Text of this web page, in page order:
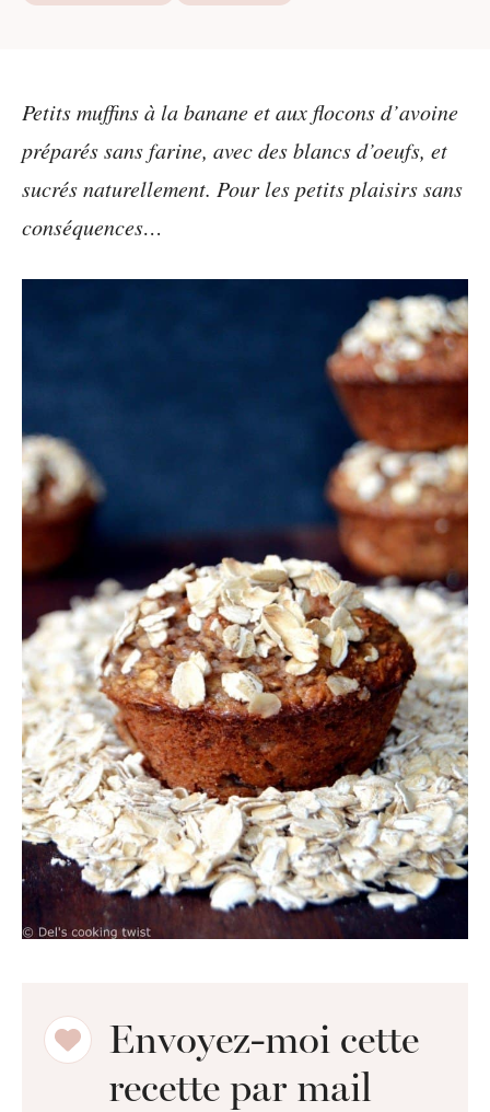
Petits muffins à la banane et aux flocons d’avoine
préparés sans farine, avec des blancs d’oeufs, et
sucrés naturellement. Pour les petits plaisirs sans
conséquences…
Envoyez-moi cette
recette par mail